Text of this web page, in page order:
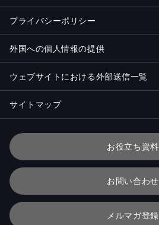
プライバシーポリシー
外国への個人情報の提供
ウェブサイトにおける外部送信一覧
サイトマップ
お役立ち資料
お問い合わせ
メルマガ登録